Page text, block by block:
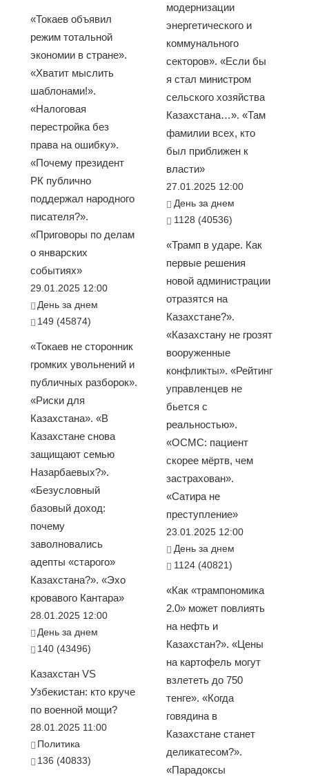
«Токаев объявил
режим тотальной
экономии в стране».
«Хватит мыслить
шаблонами!».
«Налоговая
перестройка без
права на ошибку».
«Почему президент
РК публично
поддержал народного
писателя?».
«Приговоры по делам
о январских
событиях»
29.01.2025 12:00
День за днем
149 (45874)
«Токаев не сторонник
громких увольнений и
публичных разборок».
«Риски для
Казахстана». «В
Казахстане снова
защищают семью
Назарбаевых?».
«Безусловный
базовый доход:
почему
заволновались
адепты «старого»
Казахстана?». «Эхо
кровавого Кантара»
28.01.2025 12:00
День за днем
140 (43496)
Казахстан VS
Узбекистан: кто круче
по военной мощи?
28.01.2025 11:00
Политика
136 (40833)
модернизации
энергетического и
коммунального
секторов». «Если бы
я стал министром
сельского хозяйства
Казахстана…». «Там
фамилии всех, кто
был приближен к
власти»
27.01.2025 12:00
День за днем
1128 (40536)
«Трамп в ударе. Как
первые решения
новой администрации
отразятся на
Казахстане?».
«Казахстану не грозят
вооруженные
конфликты». «Рейтинг
управленцев не
бьется с
реальностью».
«ОСМС: пациент
скорее мёртв, чем
застрахован».
«Сатира не
преступление»
23.01.2025 12:00
День за днем
1124 (40821)
«Как «трампономика
2.0» может повлиять
на нефть и
Казахстан?». «Цены
на картофель могут
взлететь до 750
тенге». «Когда
говядина в
Казахстане станет
деликатесом?».
«Парадоксы